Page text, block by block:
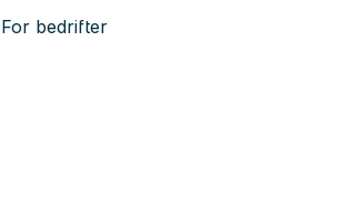
For bedrifter